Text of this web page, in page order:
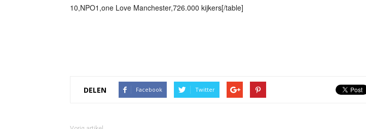
10,NPO1,one Love Manchester,726.000 kijkers[/table]
DELEN Facebook Twitter